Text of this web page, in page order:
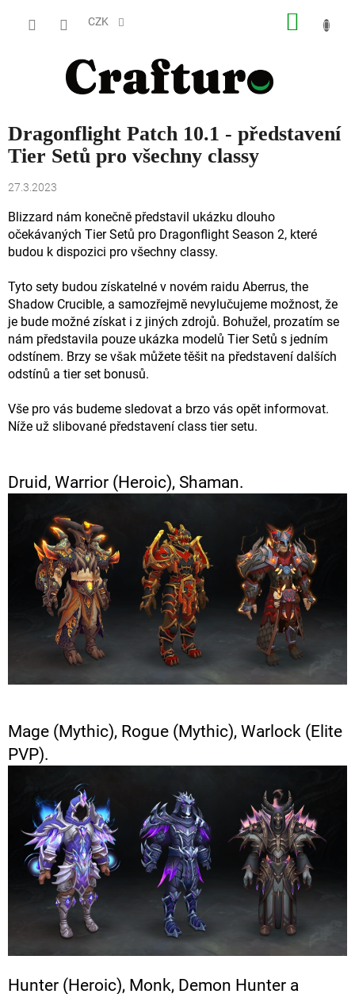
CZK
Dragonflight Patch 10.1 - představení
Tier Setů pro všechny classy
27.3.2023
Blizzard nám konečně představil ukázku dlouho
očekávaných Tier Setů pro Dragonflight Season 2, které
budou k dispozici pro všechny classy.
Tyto sety budou získatelné v novém raidu Aberrus, the
Shadow Crucible, a samozřejmě nevylučujeme možnost, že
je bude možné získat i z jiných zdrojů. Bohužel, prozatím se
nám představila pouze ukázka modelů Tier Setů s jedním
odstínem. Brzy se však můžete těšit na představení dalších
odstínů a tier set bonusů.
Vše pro vás budeme sledovat a brzo vás opět informovat.
Níže už slibované představení class tier setu.
Druid, Warrior (Heroic), Shaman.
Mage (Mythic), Rogue (Mythic), Warlock (Elite
PVP).
Hunter (Heroic), Monk, Demon Hunter a